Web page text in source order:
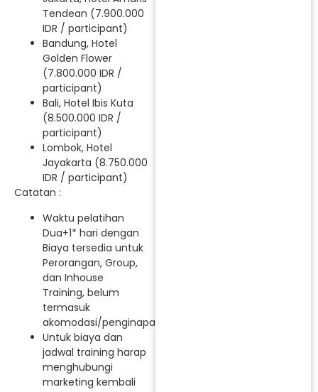
Tendean (7.900.000
IDR / participant)
Bandung, Hotel
Golden Flower
(7.800.000 IDR /
participant)
Bali, Hotel Ibis Kuta
(8.500.000 IDR /
participant)
Lombok, Hotel
Jayakarta (8.750.000
IDR / participant)
Catatan :
Waktu pelatihan
Dua+1* hari dengan
Biaya tersedia untuk
Perorangan, Group,
dan Inhouse
Training, belum
termasuk
akomodasi/penginapan.
Untuk biaya dan
jadwal training harap
menghubungi
marketing kembali